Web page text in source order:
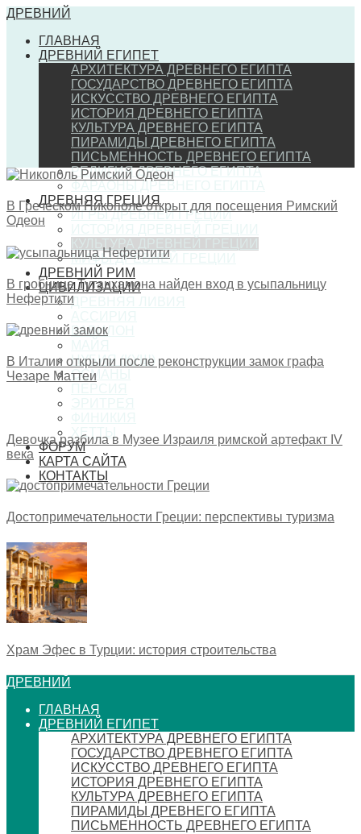
ДРЕВНИЙ
ГЛАВНАЯ
ДРЕВНИЙ ЕГИПЕТ
АРХИТЕКТУРА ДРЕВНЕГО ЕГИПТА
ГОСУДАРСТВО ДРЕВНЕГО ЕГИПТА
ИСКУССТВО ДРЕВНЕГО ЕГИПТА
ИСТОРИЯ ДРЕВНЕГО ЕГИПТА
КУЛЬТУРА ДРЕВНЕГО ЕГИПТА
ПИРАМИДЫ ДРЕВНЕГО ЕГИПТА
ПИСЬМЕННОСТЬ ДРЕВНЕГО ЕГИПТА
РЕЛИГИЯ ДРЕВНЕГО ЕГИПТА
ФАРАОНЫ ДРЕВНЕГО ЕГИПТА
ДРЕВНЯЯ ГРЕЦИЯ
ИГРЫ ДРЕВНЕЙ ГРЕЦИИ
МИФЫ ДРЕВНЕЙ ГРЕЦИИ
ДРЕВНИЙ РИМ
ЦИВИЛИЗАЦИИ
ДРЕВНЯЯ ЛИВИЯ
ВАВИЛОН
НУБИЯ (КУШ)
ОСМАНЫ
ХЕТТЫ
ФОРУМ
КАРТА САЙТА
КОНТАКТЫ
В Греческом Никополе открыт для посещения Римский
Одеон
В гробнице Тутанхамона найден вход в усыпальницу
Нефертити
В Италии открыли после реконструкции замок графа
Чезаре Маттеи
Девочка разбила в Музее Израиля римской артефакт IV
века
Достопримечательности Греции: перспективы туризма
Храм Эфес в Турции: история строительства
ДРЕВНИЙ
ГЛАВНАЯ
ДРЕВНИЙ ЕГИПЕТ
АРХИТЕКТУРА ДРЕВНЕГО ЕГИПТА
ГОСУДАРСТВО ДРЕВНЕГО ЕГИПТА
ИСКУССТВО ДРЕВНЕГО ЕГИПТА
ИСТОРИЯ ДРЕВНЕГО ЕГИПТА
КУЛЬТУРА ДРЕВНЕГО ЕГИПТА
ПИРАМИДЫ ДРЕВНЕГО ЕГИПТА
ПИСЬМЕННОСТЬ ДРЕВНЕГО ЕГИПТА